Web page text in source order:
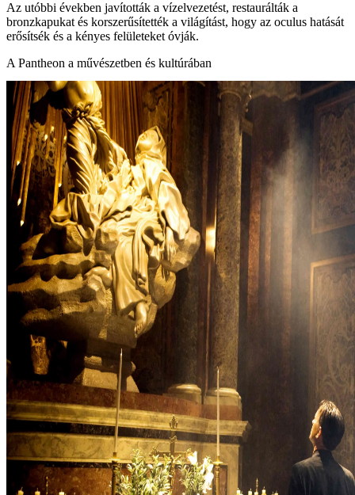
Az utóbbi években javították a vízelvezetést, restaurálták a
bronzkapukat és korszerűsítették a világítást, hogy az oculus hatását
erősítsék és a kényes felületeket óvják.
A Pantheon a művészetben és kultúrában